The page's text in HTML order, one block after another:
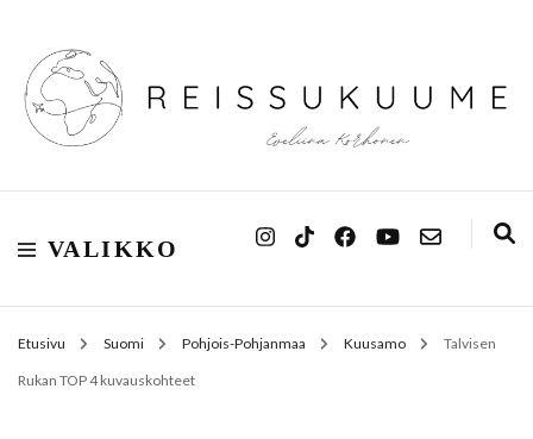
Reissukuume
VALIKKO
Etusivu Suomi Pohjois-Pohjanmaa Kuusamo Talvisen
Rukan TOP 4 kuvauskohteet